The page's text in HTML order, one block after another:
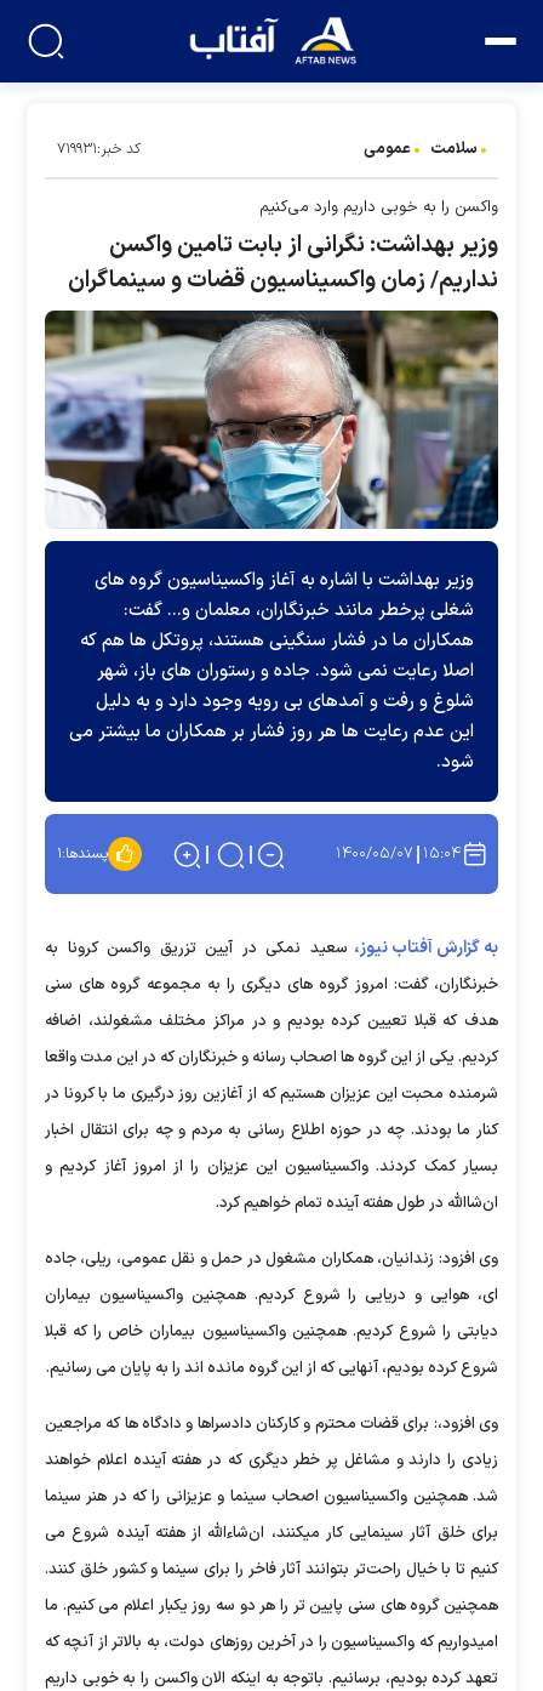
سلامت عمومی کد خبر:۷۱۹۹۳۱
واکسن را به خوبی داریم وارد می‌کنیم
وزیر بهداشت: نگرانی از بابت تامین واکسن
نداریم/ زمان واکسیناسیون قضات و سینماگران
وزیر بهداشت با اشاره به آغاز واکسیناسیون گروه های
شغلی پرخطر مانند خبرنگاران، معلمان و... گفت:
همکاران ما در فشار سنگینی هستند، پروتکل ها هم که
اصلا رعایت نمی شود. جاده و رستوران های باز، شهر
شلوغ و رفت و آمدهای بی رویه وجود دارد و به دلیل
این عدم رعایت ها هر روز فشار بر همکاران ما بیشتر می
شود.
۱۵:۰۴ ۱۴۰۰/۰۵/۰۷ پسندها:۱
به گزارش آفتاب نیوز، سعید نمکی در آیین تزریق واکسن کرونا به
خبرنگاران، گفت: امروز گروه های دیگری را به مجموعه گروه های سنی
هدف که قبلا تعیین کرده بودیم و در مراکز مختلف مشغولند، اضافه
کردیم. یکی از این گروه ها اصحاب رسانه و خبرنگاران که در این مدت واقعا
شرمنده محبت این عزیزان هستیم که از آغازین روز درگیری ما با کرونا در
کنار ما بودند. چه در حوزه اطلاع رسانی به مردم و چه برای انتقال اخبار
بسیار کمک کردند. واکسیناسیون این عزیزان را از امروز آغاز کردیم و
ان‌شاالله در طول هفته آینده تمام خواهیم کرد.
وی افزود: زندانیان، همکاران مشغول در حمل و نقل عمومی، ریلی، جاده
ای، هوایی و دریایی را شروع کردیم. همچنین واکسیناسیون بیماران
دیابتی را شروع کردیم. همچنین واکسیناسیون بیماران خاص را که قبلا
شروع کرده بودیم، آنهایی که از این گروه مانده اند را به پایان می رسانیم.
وی افزود،: برای قضات محترم و کارکنان دادسراها و دادگاه ها که مراجعین
زیادی را دارند و مشاغل پر خطر دیگری که در هفته آینده اعلام خواهند
شد. همچنین واکسیناسیون اصحاب سینما و عزیزانی را که در هنر سینما
برای خلق آثار سینمایی کار میکنند، ان‌شاءالله از هفته آینده شروع می
کنیم‌ تا با خیال راحت‌تر بتوانند آثار فاخر را برای سینما و کشور خلق کنند.
همچنین گروه های سنی پایین تر را هر دو سه روز یکبار اعلام می کنیم. ما
امیدواریم که واکسیناسیون را در آخرین روزهای دولت، به بالاتر از آنچه که
تعهد کرده بودیم، برسانیم. باتوجه به اینکه الان واکسن را به خوبی داریم